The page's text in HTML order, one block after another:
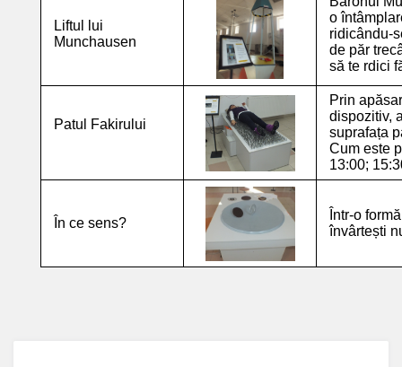
Liftul lui
Munchausen
o
ridicându-
de păr
să te rdici
Patul Fakirului
Prin
dispozitiv,
suprafața
Cum este
13:00;
În ce sens?
Într-o
învârtești